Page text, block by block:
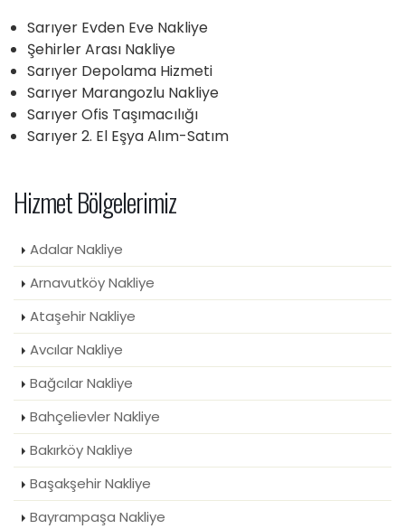
Sarıyer Evden Eve Nakliye
Şehirler Arası Nakliye
Sarıyer Depolama Hizmeti
Sarıyer Marangozlu Nakliye
Sarıyer Ofis Taşımacılığı
Sarıyer 2. El Eşya Alım-Satım
Hizmet Bölgelerimiz
Adalar Nakliye
Arnavutköy Nakliye
Ataşehir Nakliye
Avcılar Nakliye
Bağcılar Nakliye
Bahçelievler Nakliye
Bakırköy Nakliye
Başakşehir Nakliye
Bayrampaşa Nakliye